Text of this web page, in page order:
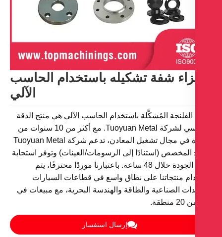
شفة تشكيله باستخدام الحاسب
الفلنجة المُشكَّلة باستخدام الحاسب الآلي هي منتج الدقة
الأساسي لشركة Tuoyuan Metal. مع أكثر من 10 سنوات من
الخبرة في مجال تشغيل المعادن، تدعم شركة Tuoyuan Metal
المخصص (استنادًا إلى الرسومات/العينات) وتوفر استجابة
عالية الجودة خلال 48 ساعة. باعتبارنا موردًا محترفًا، يتم
منتجاتنا على نطاق واسع في قطاعات السيارات
الصناعية والطاقة والهندسة البحرية، مع مبيعات في
إرسال استفسار